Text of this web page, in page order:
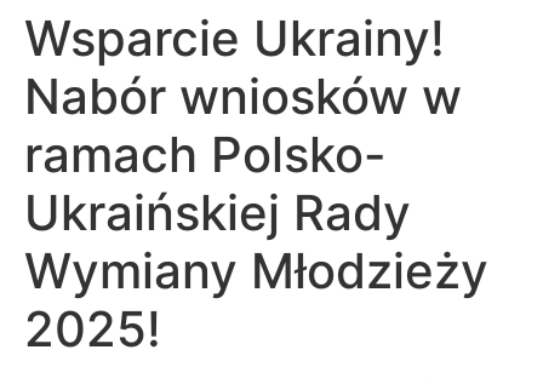
Wsparcie Ukrainy!
Nabór wniosków w
ramach Polsko-
Ukraińskiej Rady
Wymiany Młodzieży
2025!